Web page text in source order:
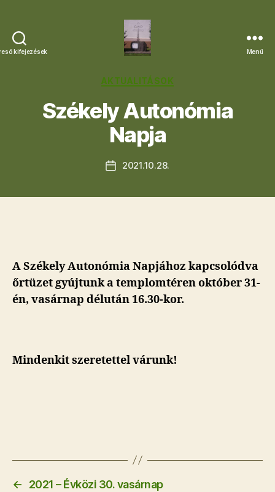
kifejezések
Egyházközség
Menü
Kategóriák
AKTUALITÁSOK
Székely Autonómia
Napja
Bejegyzés
2021.10.28.
A Székely Autonómia Napjához kapcsolódva
őrtüzet gyújtunk a templomtéren október 31-
én, vasárnap délután 16.30-kor.
Mindenkit szeretettel várunk!
←
2021 – Évközi 30. vasárnap